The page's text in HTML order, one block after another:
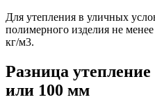
Для утепления в уличных
полимерного изделия не
кг/м3.
Разница
или 100 мм